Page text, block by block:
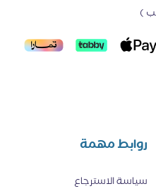
)
روابط مهمة
سياسة الاسترجاع